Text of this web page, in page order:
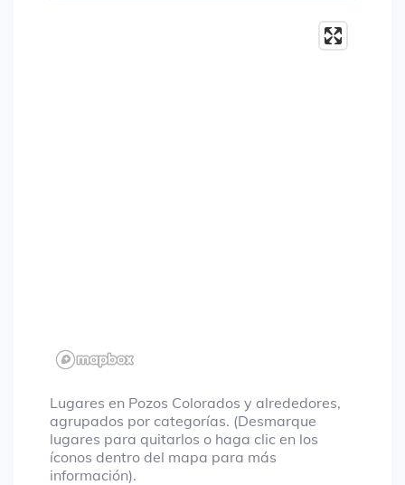
Lugares en Pozos Colorados y alrededores,
agrupados por categorías. (Desmarque
lugares para quitarlos o haga clic en los
íconos dentro del mapa para más
información).